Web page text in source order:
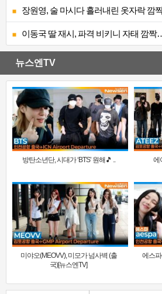
장원영, 술 마시다 흘러내린 옷자락 깜
이동국 딸 재시, 파격 비키니 자태 깜
뉴스엔TV
방탄소년단, 시대가 ‘BTS’ 원해🎵 .. 에
미야오(MEOVV), 미모가 넘사벽 (출
국)[뉴스엔TV]
에스